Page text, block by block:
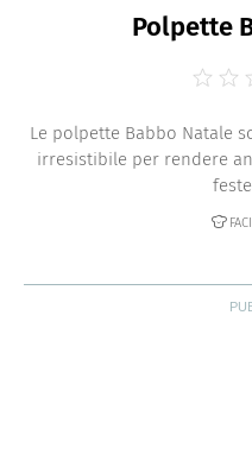
Polpette
Le polpette Babbo Natale
irresistibile per rendere